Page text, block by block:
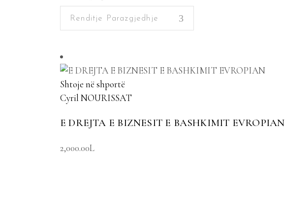
Renditje Parazgjedhje
Shtoje në shportë
Cyril NOURISSAT
E DREJTA E BIZNESIT E BASHKIMIT EVROPIAN
2,000.00L